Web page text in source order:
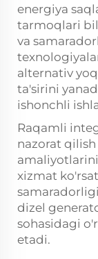
energiya
tarmoqlari
va
alternativ
ta'sirini
ishonchli
Raqamli
nazorat
xizmat
dizel
sohasidagi
etadi.